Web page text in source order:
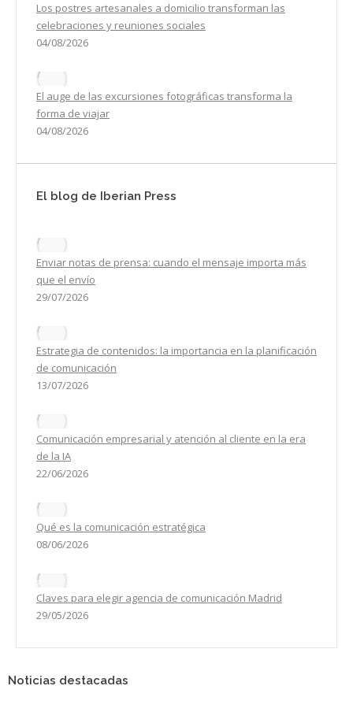
Los postres artesanales a domicilio transforman las
celebraciones y reuniones sociales
04/08/2026
El auge de las excursiones fotográficas transforma la
forma de viajar
04/08/2026
El blog de Iberian Press
Enviar notas de prensa: cuando el mensaje importa más
que el envío
29/07/2026
Estrategia de contenidos: la importancia en la planificación
de comunicación
13/07/2026
Comunicación empresarial y atención al cliente en la era
de la IA
22/06/2026
Qué es la comunicación estratégica
08/06/2026
Claves para elegir agencia de comunicación Madrid
29/05/2026
Noticias destacadas